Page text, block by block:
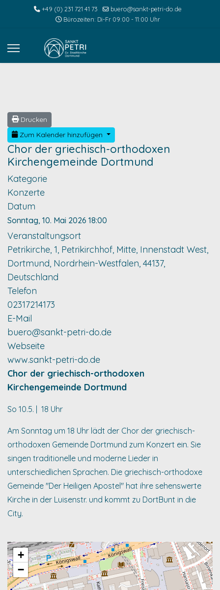
+49 (0) 231 721 41 73
buero@sankt-petri-do.de
Bürozeiten: Di-Fr 09:00 - 11:00 Uhr
Drucken
Zum Kalender hinzufügen
Chor der griechisch-orthodoxen
Kirchengemeinde Dortmund
Kategorie
Konzerte
Datum
Sonntag, 10. Mai 2026 18:00
Veranstaltungsort
Petrikirche, 1, Petrikirchhof, Mitte, Innenstadt West,
Dortmund, Nordrhein-Westfalen, 44137,
Deutschland
Telefon
02317214173
E-Mail
buero@sankt-petri-do.de
Webseite
www.sankt-petri-do.de
Chor der griechisch-orthodoxen
Kirchengemeinde Dortmund
So 10.5. | 18 Uhr
Am Sonntag um 18 Uhr lädt der Chor der griechisch-
orthodoxen Gemeinde Dortmund zum Konzert ein. Sie
singen traditionelle und moderne Lieder in
unterschiedlichen Sprachen. Die griechisch-orthodoxe
Gemeinde "Der Heiligen Apostel" hat ihre sehenswerte
Kirche in der Luisenstr. und kommt zu DortBunt in die
City.
+
−